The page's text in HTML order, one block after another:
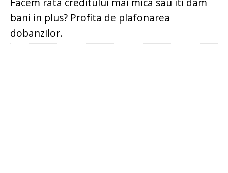
bani in plus? Profita de plafonarea
dobanzilor.